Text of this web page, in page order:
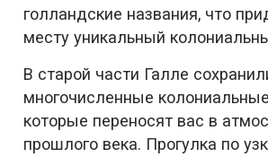
голландские названия, что
месту уникальный
В старой части Галле
многочисленные
которые переносят вас в
прошлого века. Прогулка по